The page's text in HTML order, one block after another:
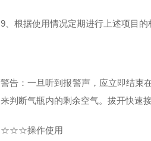
9、根据使用情况定期进行上述项目
警告：一旦听到报警声，应立即结束
来判断气瓶内的剩余空气。拔开快速
☆☆☆操作使用